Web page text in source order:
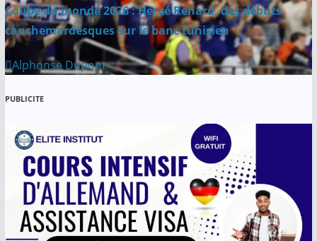
Coupe du monde 2026 : Hervé Renard, des débuts
cauchemardesques sur le banc tunisien
Alphonse Dupont
PUBLICITE